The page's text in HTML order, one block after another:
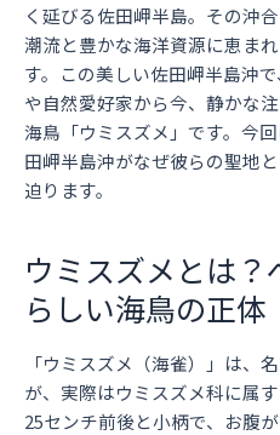
く延びる佐田岬半島。その沖
潮流と豊かな海洋資源に恵ま
す。この美しい佐田岬半島沖
や自然愛好家から今、静かな
海鳥「ウミスズメ」です。今
田岬半島沖がなぜ彼らの聖地
迫ります。
ウミスズメとは
らしい海鳥の正体
「ウミスズメ（海雀）」は、
が、実際はウミスズメ科に属
25センチ前後と小柄で、お腹